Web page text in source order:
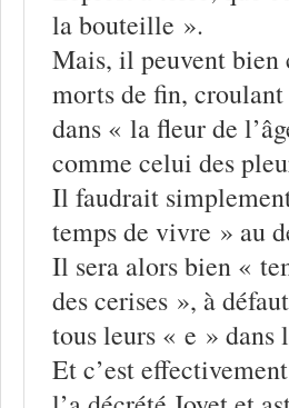
la bouteille ».
Mais, il peuvent bien
morts de fin, croulant
dans « la fleur de
comme celui des
Il faudrait
temps de vivre » au
Il sera alors bien «
des cerises », à
tous leurs « e » dans
Et c’est